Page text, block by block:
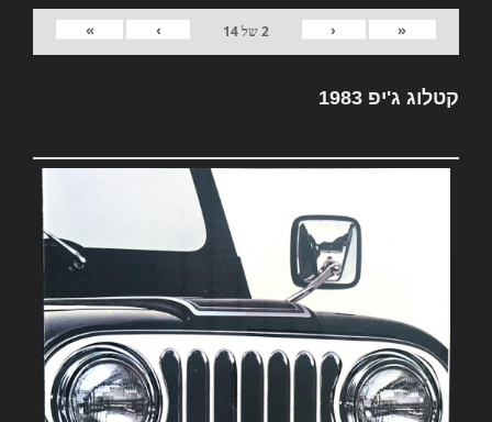
«
‹
2של14
›
»
קטלוג ג'יפ 1983